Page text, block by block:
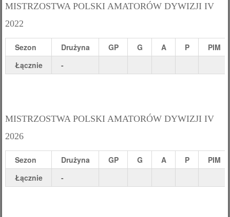
MISTRZOSTWA POLSKI AMATORÓW DYWIZJI IV
2022
Sezon Drużyna GP G A P
PIM
Łącznie
-
MISTRZOSTWA POLSKI AMATORÓW DYWIZJI IV
2026
Sezon Drużyna GP G A P
PIM
Łącznie
-